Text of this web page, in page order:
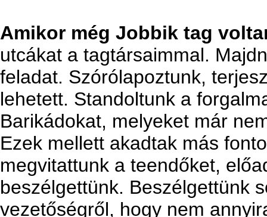
Amikor még Jobbik tag
utcákat a tagtársaimmal.
feladat. Szórólapoztunk,
lehetett. Standoltunk a
Barikádokat, melyeket már
Ezek mellett akadtak más
megvitattunk a teendőket,
beszélgettünk. Beszélgettünk
vezetőségről, hogy nem